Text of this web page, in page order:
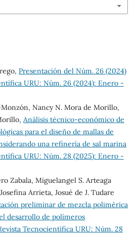
Presentación del Núm. 26 (2024)
URU: Núm. 26 (2024): Enero -
Monzón, Nancy N. Mora de Morillo,
Análisis técnico-económico de
para el diseño de mallas de
una refinería de sal marina
URU: Núm. 28 (2025): Enero -
Zabala, Miguelangel S. Arteaga
Arrieta, Josué de J. Tudare
preliminar de mezcla polimérica
desarrollo de polímeros
Tecnocientífica URU: Núm. 28